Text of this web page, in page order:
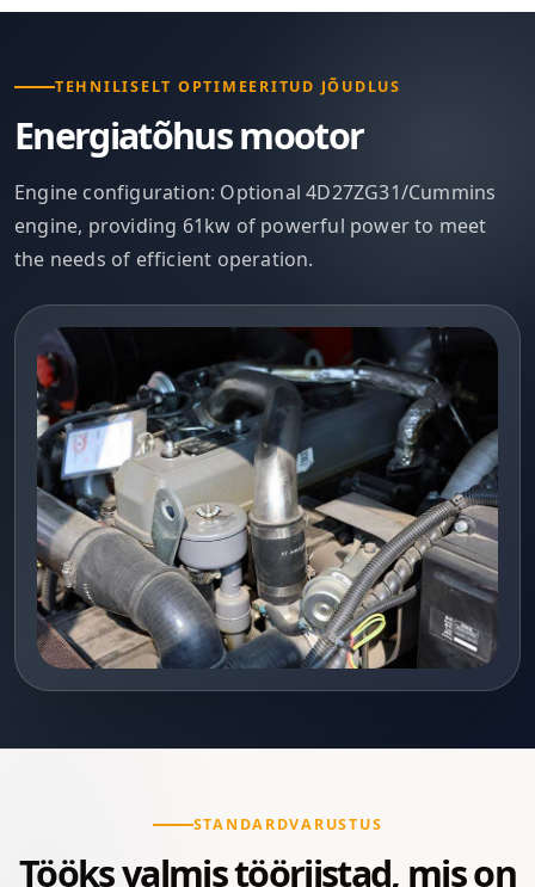
TEHNILISELT OPTIMEERITUD JÕUDLUS
Energiatõhus mootor
Engine configuration: Optional 4D27ZG31/Cummins
engine, providing 61kw of powerful power to meet
the needs of efficient operation.
STANDARDVARUSTUS
Tööks valmis tööriistad, mis on